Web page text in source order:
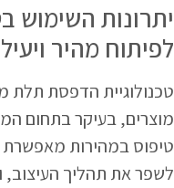
יתרונות השימוש
לפיתוח מהיר ויעיל
טכנולוגיית הדפסת תלת
מוצרים, בעיקר בתחום
טיפוס במהירות
לשפר את תהליך העיצוב,